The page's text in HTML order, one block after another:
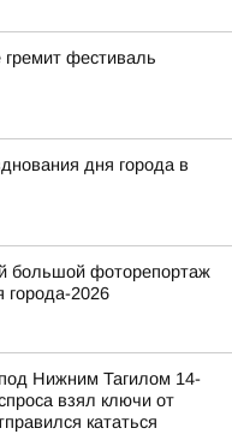
фестиваль
дня города в
большой фоторепортаж
города-2026
Нижним Тагилом 14-
взял ключи от
кататься